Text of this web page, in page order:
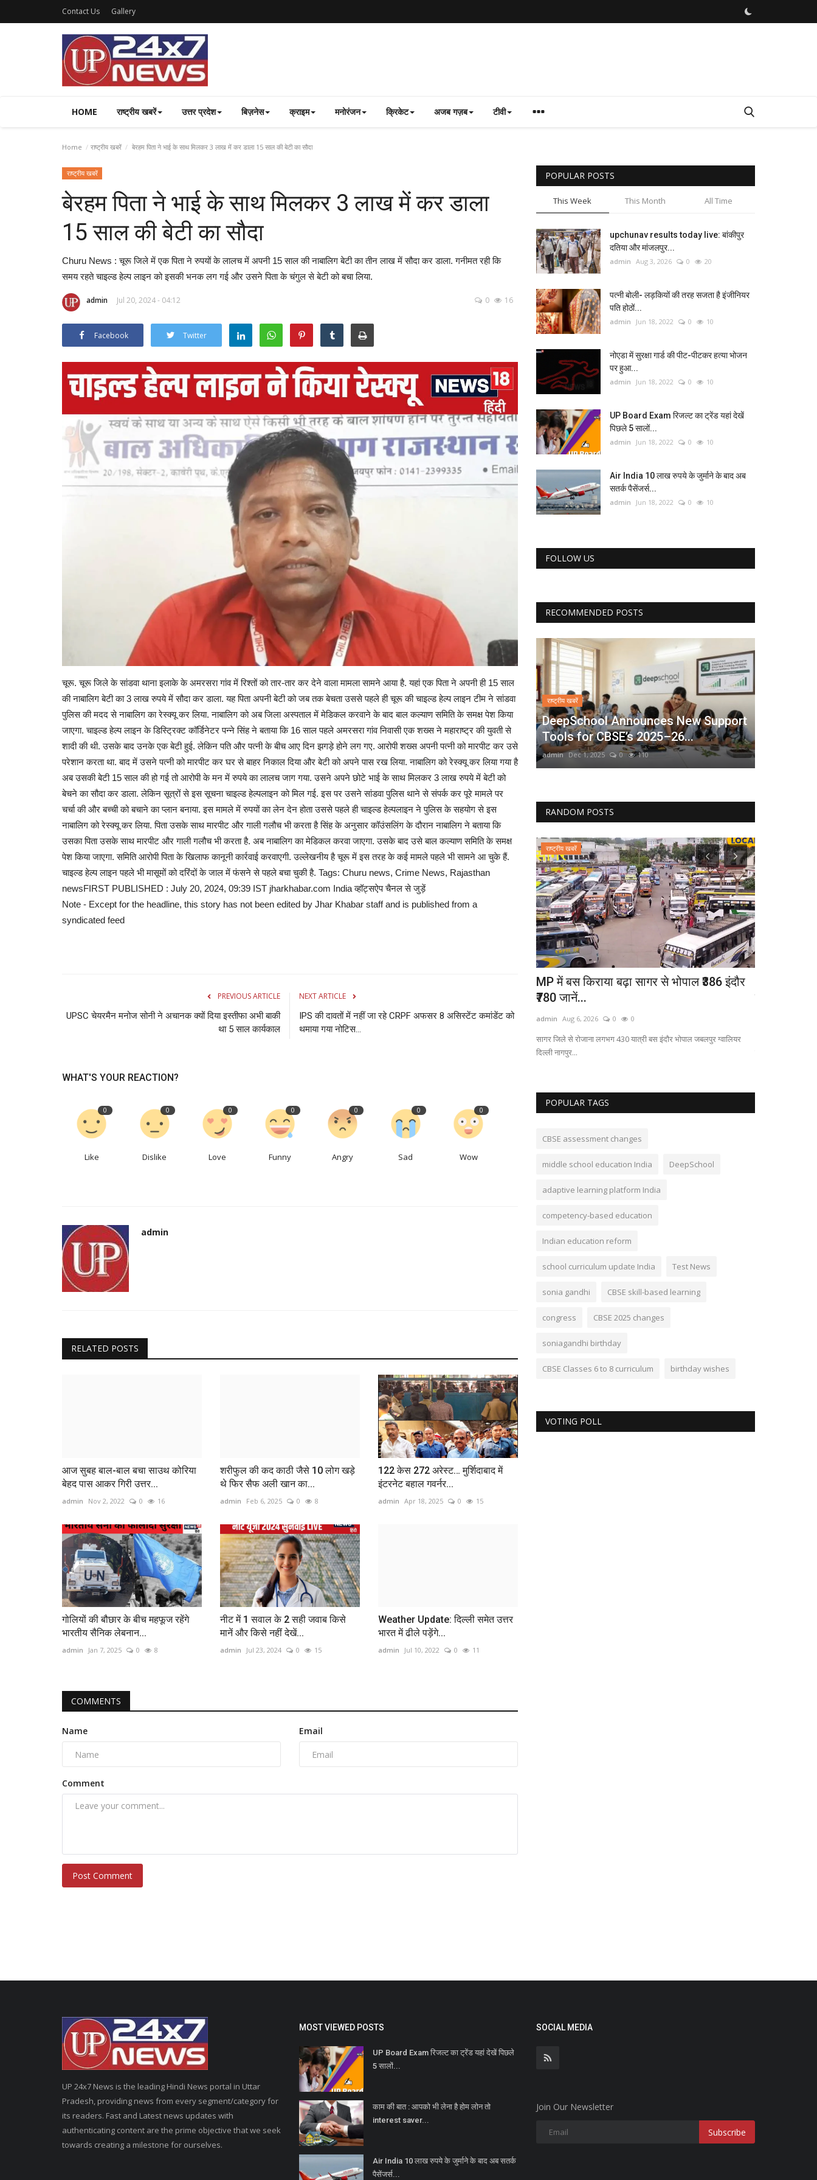
Contact Us Gallery
HOME राष्ट्रीय खबरें उत्तर प्रदेश बिज़नेस क्राइम मनोरंजन क्रिकेट अजब गज़ब टीवी
Home राष्ट्रीय खबरें बेरहम पिता ने भाई के साथ मिलकर 3 लाख में कर डाला 15 साल की बेटी का सौदा
राष्ट्रीय खबरें
बेरहम पिता ने भाई के साथ मिलकर 3 लाख में कर डाला
15 साल की बेटी का सौदा
Churu News : चूरू जिले में एक पिता ने रुपयों के लालच में अपनी 15 साल की नाबालिग बेटी का तीन लाख में सौदा कर डाला. गनीमत रही कि
समय रहते चाइल्ड हेल्प लाइन को इसकी भनक लग गई और उसने पिता के चंगुल से बेटी को बचा लिया.
admin Jul 20, 2024 - 04:12 0 16
Facebook Twitter
चूरू. चूरू जिले के सांडवा थाना इलाके के अमरसरा गांव में रिश्तों को तार-तार कर देने वाला मामला सामने आया है. यहां एक पिता ने अपनी ही 15 साल
की नाबालिग बेटी का 3 लाख रुपये में सौदा कर डाला. यह पिता अपनी बेटी को जब तक बेचता उससे पहले ही चूरू की चाइल्ड हेल्प लाइन टीम ने सांडवा
पुलिस की मदद से नाबालिग का रेस्क्यू कर लिया. नाबालिग को अब जिला अस्पताल में मेडिकल करवाने के बाद बाल कल्याण समिति के समक्ष पेश किया
जाएगा. चाइल्ड हेल्प लाइन के डिस्ट्रिक्ट कॉर्डिनेटर पन्ने सिंह ने बताया कि 16 साल पहले अमरसरा गांव निवासी एक शख्स ने महाराष्ट्र की युवती से
शादी की थी. उसके बाद उनके एक बेटी हुई. लेकिन पति और पत्नी के बीच आए दिन झगड़े होने लग गए. आरोपी शख्स अपनी पत्नी को मारपीट कर उसे
परेशान करता था. बाद में उसने पत्नी को मारपीट कर घर से बाहर निकाल दिया और बेटी को अपने पास रख लिया. नाबालिग को रेस्क्यू कर लिया गया है
अब उसकी बेटी 15 साल की हो गई तो आरोपी के मन में रुपये का लालच जाग गया. उसने अपने छोटे भाई के साथ मिलकर 3 लाख रुपये में बेटी को
बेचने का सौदा कर डाला. लेकिन सूत्रों से इस सूचना चाइल्ड हेल्पलाइन को मिल गई. इस पर उसने सांडवा पुलिस थाने से संपर्क कर पूरे मामले पर
चर्चा की और बच्ची को बचाने का प्लान बनाया. इस मामले में रुपयों का लेन देन होता उससे पहले ही चाइल्ड हेल्पलाइन ने पुलिस के सहयोग से इस
नाबालिग को रेस्क्यू कर लिया. पिता उसके साथ मारपीट और गाली गलौच भी करता है सिंह के अनुसार कॉउंसलिंग के दौरान नाबालिग ने बताया कि
उसका पिता उसके साथ मारपीट और गाली गलौच भी करता है. अब नाबालिग का मेडिकल करवा जाएगा. उसके बाद उसे बाल कल्याण समिति के समक्ष
पेश किया जाएगा. समिति आरोपी पिता के खिलाफ कानूनी कार्रवाई करवाएगी. उल्लेखनीय है चूरू में इस तरह के कई मामले पहले भी सामने आ चुके हैं.
चाइल्ड हेल्प लाइन पहले भी मासूमों को दरिंदों के जाल में फंसने से पहले बचा चुकी है. Tags: Churu news, Crime News, Rajasthan
newsFIRST PUBLISHED : July 20, 2024, 09:39 IST jharkhabar.com India व्हॉट्सऐप चैनल से जुड़ें
Note - Except for the headline, this story has not been edited by Jhar Khabar staff and is published from a
syndicated feed
PREVIOUS ARTICLE
UPSC चेयरमैन मनोज सोनी ने अचानक क्यों दिया इस्तीफा अभी बाकी
था 5 साल कार्यकाल
NEXT ARTICLE
IPS की दावतों में नहीं जा रहे CRPF अफसर 8 असिस्‍टेंट कमांडेंट को
थमाया गया नोटिस...
WHAT'S YOUR REACTION?
0
Like
0
Dislike
0
Love
0
Funny
0
Angry
0
Sad
0
Wow
admin
RELATED POSTS
आज सुबह बाल-बाल बचा साउथ कोरिया
बेहद पास आकर गिरी उत्तर...
admin Nov 2, 2022 0 16
शरीफुल की कद काठी जैसे 10 लोग खड़े
थे फिर सैफ अली खान का...
admin Feb 6, 2025 0 8
122 केस 272 अरेस्ट… मुर्शिदाबाद में
इंटरनेट बहाल गवर्नर...
admin Apr 18, 2025 0 15
गोलियों की बौछार के बीच महफूज रहेंगे
भारतीय सैनिक लेबनान...
admin Jan 7, 2025 0 8
नीट में 1 सवाल के 2 सही जवाब किसे
मानें और किसे नहीं देखें...
admin Jul 23, 2024 0 15
Weather Update: दिल्ली समेत उत्तर
भारत में ढीले पड़ेंगे...
admin Jul 10, 2022 0 11
COMMENTS
Name Email
Comment
Post Comment
POPULAR POSTS
This Week This Month All Time
upchunav results today live: बांकीपुर
दतिया और मांजलपुर...
admin Aug 3, 2026 0 20
पत्नी बोली- लड़कियों की तरह सजता है इंजीनियर
पति होठों...
admin Jun 18, 2022 0 10
नोएडा में सुरक्षा गार्ड की पीट-पीटकर हत्या भोजन
पर हुआ...
admin Jun 18, 2022 0 10
UP Board Exam रिजल्ट का ट्रेंड यहां देखें
पिछले 5 सालों...
admin Jun 18, 2022 0 10
Air India 10 लाख रुपये के जुर्माने के बाद अब
सतर्क पैसेंजर्स...
admin Jun 18, 2022 0 10
FOLLOW US
RECOMMENDED POSTS
राष्ट्रीय खबरें
DeepSchool Announces New Support
Tools for CBSE’s 2025–26...
admin Dec 1, 2025 0 110
RANDOM POSTS
admin Jun 18, 2022 0 615
इंग्लैंड के विकेटकीपर बल्लेबाज जोस बटलर (Jos Buttler) इस समय शानदार
हजार करोड़...
admin Aug 6, 2026 0 0
राष्ट्रीय खबरें
MP में बस किराया बढ़ा सागर से भोपाल ₹386 इंदौर
₹780 जानें...
admin Aug 6, 2026 0 0
सागर जिले से रोजाना लगभग 430 यात्री बस इंदौर भोपाल जबलपुर ग्वालियर
दिल्ली नागपुर...
POPULAR TAGS
CBSE assessment changes
middle school education India DeepSchool
adaptive learning platform India
competency-based education
Indian education reform
school curriculum update India Test News
sonia gandhi CBSE skill-based learning
congress CBSE 2025 changes
soniagandhi birthday
CBSE Classes 6 to 8 curriculum birthday wishes
VOTING POLL
UP 24x7 News is the leading Hindi News portal in Uttar
Pradesh, providing news from every segment/category for
its readers. Fast and Latest news updates with
authenticating content are the prime objective that we seek
towards creating a milestone for ourselves.
MOST VIEWED POSTS
UP Board Exam रिजल्ट का ट्रेंड यहां देखें पिछले
5 सालों...
काम की बात : आपको भी लेना है होम लोन तो
interest saver...
Air India 10 लाख रुपये के जुर्माने के बाद अब सतर्क
पैसेंजर्स...
SOCIAL MEDIA
Join Our Newsletter
Subscribe